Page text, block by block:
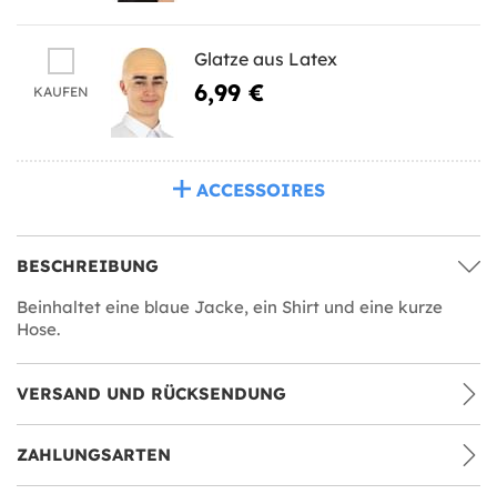
KAUFEN
Glatze aus Latex
6,99 €
ACCESSOIRES
BESCHREIBUNG
Beinhaltet eine blaue Jacke, ein Shirt und eine kurze
Hose.
VERSAND UND RÜCKSENDUNG
ZAHLUNGSARTEN